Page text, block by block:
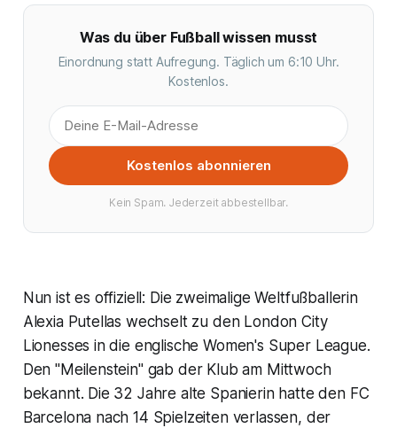
Was du über Fußball wissen musst
Einordnung statt Aufregung. Täglich um 6:10 Uhr.
Kostenlos.
Kostenlos abonnieren
Kein Spam. Jederzeit abbestellbar.
Nun ist es offiziell: Die zweimalige Weltfußballerin
Alexia Putellas wechselt zu den London City
Lionesses in die englische Women's Super League.
Den "Meilenstein" gab der Klub am Mittwoch
bekannt. Die 32 Jahre alte Spanierin hatte den FC
Barcelona nach 14 Spielzeiten verlassen, der